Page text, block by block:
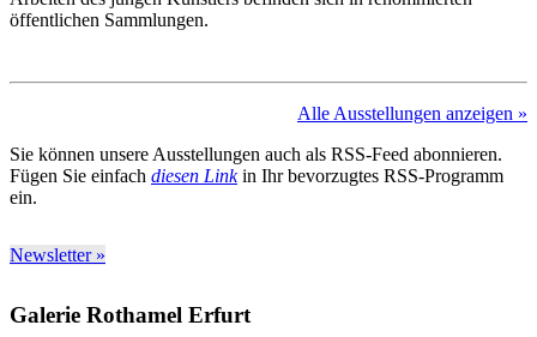
öffentlichen Sammlungen.
Alle Ausstellungen anzeigen »
Sie können unsere Ausstellungen auch als RSS-Feed abonnieren.
Fügen Sie einfach diesen Linkin Ihr bevorzugtes RSS-Programm
ein.
Newsletter »
Galerie Rothamel Erfurt